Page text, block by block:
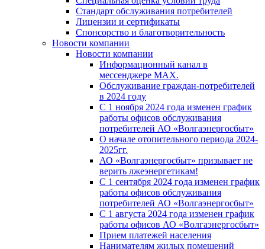
Стандарт обслуживания потребителей
Лицензии и сертификаты
Спонсорство и благотворительность
Новости компании
Новости компании
Информационный канал в
мессенджере MAX.
Обслуживание граждан-потребителей
в 2024 году
С 1 ноября 2024 года изменен график
работы офисов обслуживания
потребителей АО «Волгаэнергосбыт»
О начале отопительного периода 2024-
2025гг.
АО «Волгаэнергосбыт» призывает не
верить лжеэнергетикам!
С 1 сентября 2024 года изменен график
работы офисов обслуживания
потребителей АО «Волгаэнергосбыт»
С 1 августа 2024 года изменен график
работы офисов АО «Волгаэнергосбыт»
Прием платежей населения
Нанимателям жилых помещений